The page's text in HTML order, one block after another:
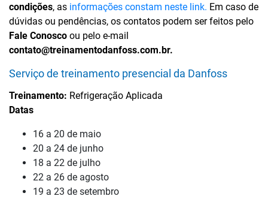
condições, as informações constam neste link. Em caso de
dúvidas ou pendências, os contatos podem ser feitos pelo
Fale Conosco ou pelo e-mail
contato@treinamentodanfoss.com.br.
Serviço de treinamento presencial da Danfoss
Treinamento: Refrigeração Aplicada
Datas
16 a 20 de maio
20 a 24 de junho
18 a 22 de julho
22 a 26 de agosto
19 a 23 de setembro